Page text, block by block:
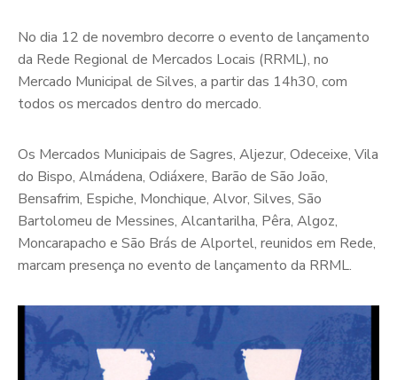
No dia 12 de novembro decorre o evento de lançamento
da Rede Regional de Mercados Locais (RRML), no
Mercado Municipal de Silves, a partir das 14h30, com
todos os mercados dentro do mercado.
Os Mercados Municipais de Sagres, Aljezur, Odeceixe, Vila
do Bispo, Almádena, Odiáxere, Barão de São João,
Bensafrim, Espiche, Monchique, Alvor, Silves, São
Bartolomeu de Messines, Alcantarilha, Pêra, Algoz,
Moncarapacho e São Brás de Alportel, reunidos em Rede,
marcam presença no evento de lançamento da RRML.